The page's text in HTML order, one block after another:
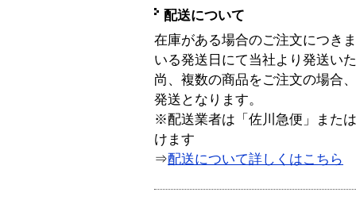
配送について
在庫がある場合のご注文につき
いる発送日にて当社より発送い
尚、複数の商品をご注文の場合
発送となります。
※配送業者は「佐川急便」また
けます
⇒配送について詳しくはこちら